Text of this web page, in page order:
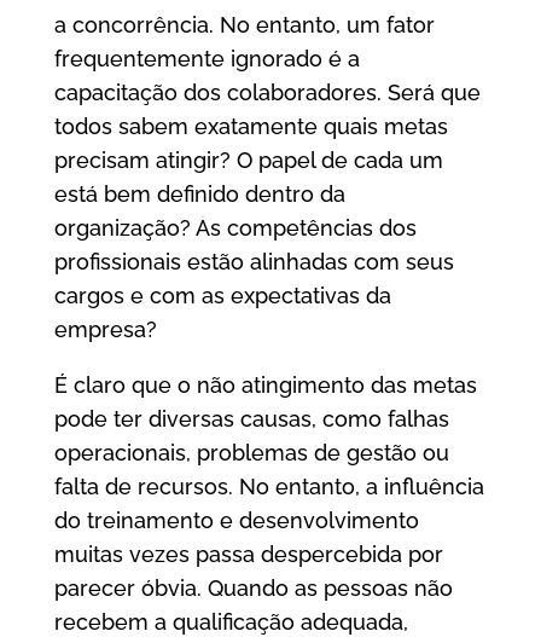
a concorrência. No entanto, um fator
frequentemente ignorado é a
capacitação dos colaboradores. Será que
todos sabem exatamente quais metas
precisam atingir? O papel de cada um
está bem definido dentro da
organização? As competências dos
profissionais estão alinhadas com seus
cargos e com as expectativas da
empresa?
É claro que o não atingimento das metas
pode ter diversas causas, como falhas
operacionais, problemas de gestão ou
falta de recursos. No entanto, a influência
do treinamento e desenvolvimento
muitas vezes passa despercebida por
parecer óbvia. Quando as pessoas não
recebem a qualificação adequada,